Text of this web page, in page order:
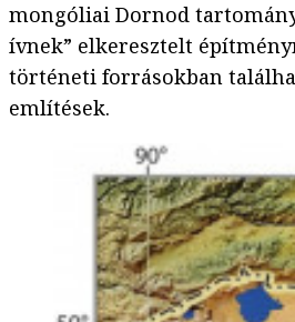
mongóliai Dornod
ívnek” elkeresztelt
történeti forrásokban
említések.